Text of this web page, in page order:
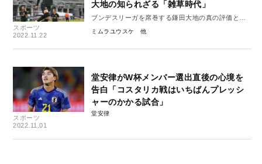
スポーツ
2022.11.22
大地の知られざる「雑草時代」
ブンデスリーガを席巻する鎌田大地の真の評価と経
ミムラユウスケ
スポーツ
2022.11.01
堂安律がW杯メンバー選出直後の心境を
告白「コスタリカ戦はいちばんプレッシ
ャーのかかる試合」
堂安律